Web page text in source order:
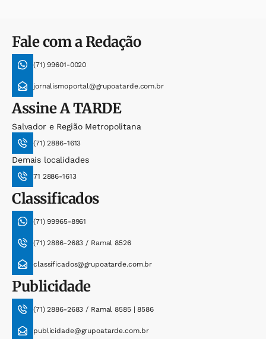
Fale com a Redação
(71) 99601-0020
jornalismoportal@grupoatarde.com.br
AssineA TARDE
Salvador e Região Metropolitana
(71) 2886-1613
Demais localidades
71 2886-1613
Classificados
(71) 99965-8961
(71) 2886-2683 / Ramal 8526
classificados@grupoatarde.com.br
Publicidade
(71) 2886-2683 / Ramal 8585 | 8586
publicidade@grupoatarde.com.br